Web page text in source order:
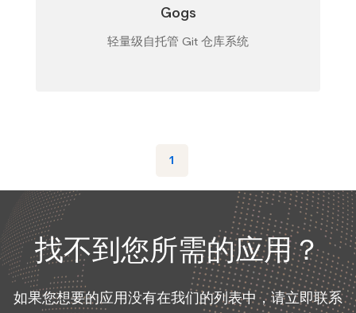
Gogs
轻量级自托管 Git 仓库系统
1
找不到您所需的应用？
如果您想要的应用没有在我们的列表中，请立即联系